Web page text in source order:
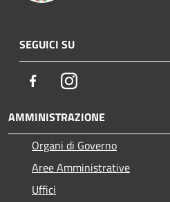
SEGUICI SU
FacebookInstagram
AMMINISTRAZIONE
Organi di Governo
Aree Amministrative
Uffici